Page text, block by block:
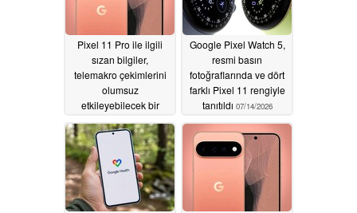
Pixel 11 Pro ile ilgili
sızan bilgiler,
telemakro çekimlerini
olumsuz
etkileyebilecek bir
olduğunu gösteriyor
07/15/2026
Google Pixel Watch 5,
resmi basın
fotoğraflarında ve dört
farklı Pixel 11 rengiyle
tanıtıldı 07/14/2026